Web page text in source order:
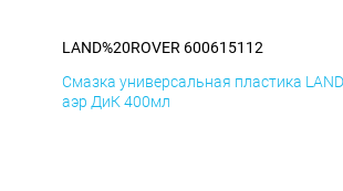
LAND%20ROVER 600615112
Смазка универсальная пластика
аэр ДиК 400мл